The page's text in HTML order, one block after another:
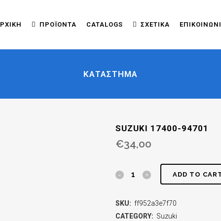
ΠΡΟΪΌΝΤΑ CATALOGS ΣΧΕΤΙΚΆ
ΚΑΤΆΣΤΗΜΑ
SUZUKI 17400-94701
€34,00
ADD TO
SKU: ff952a3e7f70
CATEGORY: Suzuki